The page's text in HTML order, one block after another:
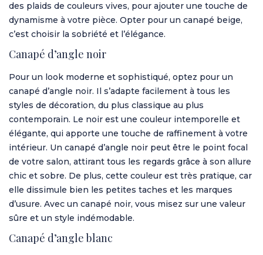
des plaids de couleurs vives, pour ajouter une touche de
dynamisme à votre pièce. Opter pour un canapé beige,
c’est choisir la sobriété et l’élégance.
Canapé d’angle noir
Pour un look moderne et sophistiqué, optez pour un
canapé d’angle noir. Il s’adapte facilement à tous les
styles de décoration, du plus classique au plus
contemporain. Le noir est une couleur intemporelle et
élégante, qui apporte une touche de raffinement à votre
intérieur. Un canapé d’angle noir peut être le point focal
de votre salon, attirant tous les regards grâce à son allure
chic et sobre. De plus, cette couleur est très pratique, car
elle dissimule bien les petites taches et les marques
d’usure. Avec un canapé noir, vous misez sur une valeur
sûre et un style indémodable.
Canapé d’angle blanc